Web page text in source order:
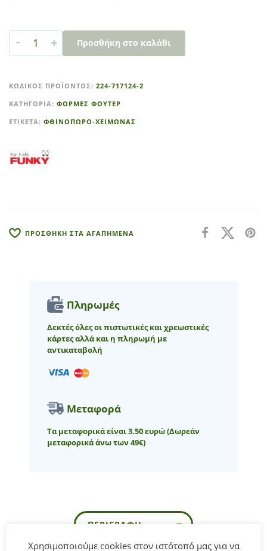
- + Προσθήκη στο καλάθι
t
e
r
t
ΚΩΔΙΚΌΣ ΠΡΟΪΌΝΤΟΣ: 224-717124-2
ΚΑΤΗΓΟΡΊΑ: ΦΟΡΜΕΣ ΦΟΥΤΕΡ
ΕΤΙΚΈΤΑ: ΦΘΙΝΟΠΩΡΟ-ΧΕΙΜΩΝΑΣ
ΠΡΟΣΘΗΚΗ ΣΤΑ ΑΓΑΠΗΜΕΝΑ
Πληρωμές
Δεκτές όλες οι πιστωτικές και χρεωστικές
κάρτες αλλά και η πληρωμή με
αντικαταβολή
Μεταφορά
Τα μεταφορικά είναι 3.50 ευρώ(Δωρεάν
μεταφορικά άνω των 49€)
ΠΕΡΙΓΡΑΦΉ
Χρησιμοποιούμε cookies στον ιστότοπό μας για να